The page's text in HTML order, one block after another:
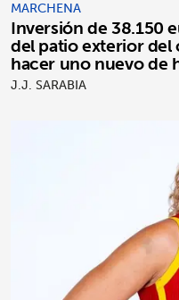
MARCHENA
Inversión de 38.150
del patio exterior del
hacer uno nuevo de
J.J. SARABIA